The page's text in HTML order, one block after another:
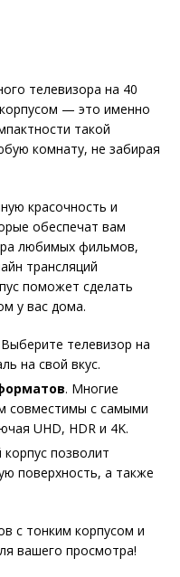
телевизора на 40
— это именно
такой
комнату, не забирая
красочность и
обеспечат вам
любимых фильмов,
трансляций
поможет сделать
у вас дома.
телевизор на
на свой вкус.
. Многие
совместимы с самыми
UHD, HDR и 4K.
корпус позволит
поверхность, а также
с тонким корпусом и
вашего просмотра!